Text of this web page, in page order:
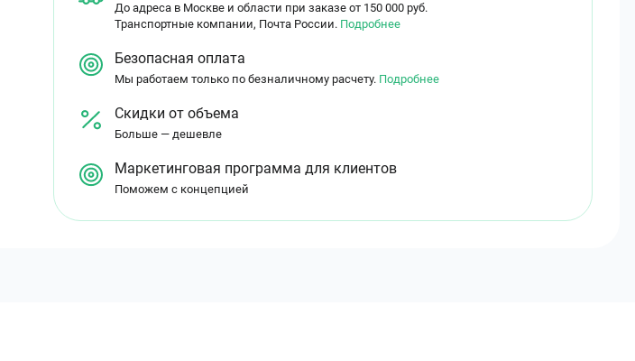
До адреса в Москве и области при заказе от 150 000 руб.
Транспортные компании, Почта России. Подробнее
Безопасная оплата
Мы работаем только по безналичному расчету. Подробнее
Скидки от объема
Больше — дешевле
Маркетинговая программа для клиентов
Поможем с концепцией